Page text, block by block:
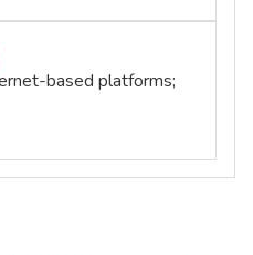
based platforms;